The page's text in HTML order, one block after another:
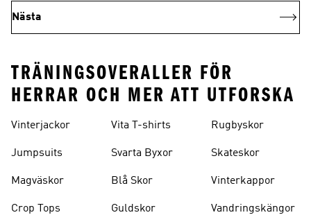
Nästa
TRÄNINGSOVERALLER FÖR
HERRAR OCH MER ATT UTFORSKA
Vinterjackor
Jumpsuits
Magväskor
Crop Tops
Vita T-shirts
Svarta Byxor
Blå Skor
Guldskor
Rugbyskor
Skateskor
Vinterkappor
Vandringskängor